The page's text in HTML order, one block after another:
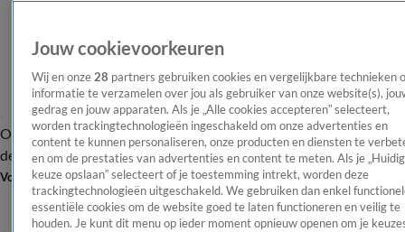
OverzichtAfleveringen Entertainment TV Algemeen
Tip
de redactieNieuwsbrief
Volg Shownieuws
Jouw cookievoorkeuren
Wij en onze 28 partners gebruiken cookies en vergelijkbare technieken
informatie te verzamelen over jou als gebruiker van onze website(s),
gedrag en jouw apparaten. Als je „Alle cookies accepteren” selecteert,
worden trackingtechnologieën ingeschakeld om onze advertenties en
content te kunnen personaliseren, onze producten en diensten te
en om de prestaties van advertenties en content te meten. Als je
keuze opslaan” selecteert of je toestemming intrekt, worden deze
trackingtechnologieën uitgeschakeld. We gebruiken dan enkel
essentiële cookies om de website goed te laten functioneren en veilig te
houden. Je kunt dit menu op ieder moment opnieuw openen om je